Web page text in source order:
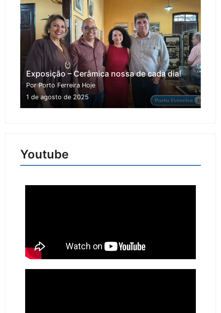
Exposição – Cerâmica nossa de cada dia!
Por Porto Ferreira Hoje
1 de agosto de 2025
Youtube